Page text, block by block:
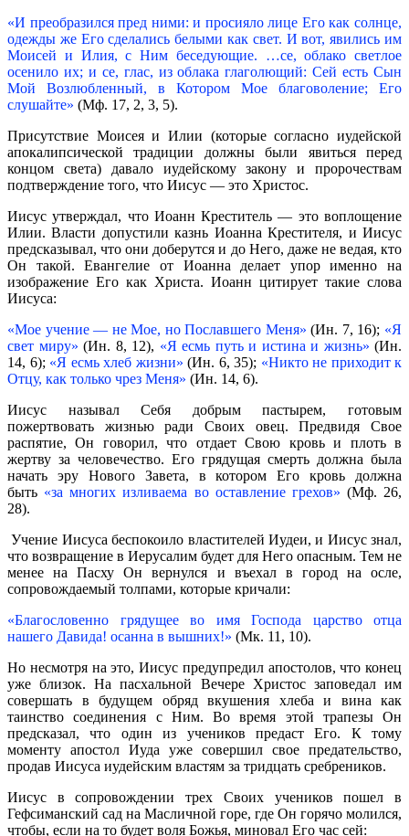
«И преобразился пред ними: и просияло лице Его как солнце,
одежды же Его сделались белыми как свет. И вот, явились им
Моисей и Илия, с Ним беседующие. …се, облако светлое
осенило их; и се, глас, из облака глаголющий: Сей есть Сын
Мой Возлюбленный, в Котором Мое благоволение; Его
слушайте» (Мф. 17, 2, 3, 5).
Присутствие Моисея и Илии (которые согласно иудейской
апокалипсической традиции должны были явиться перед
концом света) давало иудейскому закону и пророчествам
подтверждение того, что Иисус — это Христос.
Иисус утверждал, что Иоанн Креститель — это воплощение
Илии. Власти допустили казнь Иоанна Крестителя, и Иисус
предсказывал, что они доберутся и до Него, даже не ведая, кто
Он такой. Евангелие от Иоанна делает упор именно на
изображение Его как Христа. Иоанн цитирует такие слова
Иисуса:
«Мое учение — не Мое, но Пославшего Меня» (Ин. 7, 16); «Я
свет миру» (Ин. 8, 12), «Я есмь путь и истина и жизнь» (Ин.
14, 6); «Я есмь хлеб жизни» (Ин. 6, 35); «Никто не приходит к
Отцу, как только чрез Меня» (Ин. 14, 6).
Иисус называл Себя добрым пастырем, готовым
пожертвовать жизнью ради Своих овец. Предвидя Свое
распятие, Он говорил, что отдает Свою кровь и плоть в
жертву за человечество. Его грядущая смерть должна была
начать эру Нового Завета, в котором Его кровь должна
быть «за многих изливаема во оставление грехов» (Мф. 26,
28).
Учение Иисуса беспокоило властителей Иудеи, и Иисус знал,
что возвращение в Иерусалим будет для Него опасным. Тем не
менее на Пасху Он вернулся и въехал в город на осле,
сопровождаемый толпами, которые кричали:
«Благословенно грядущее во имя Господа царство отца
нашего Давида! осанна в вышних!» (Мк. 11, 10).
Но несмотря на это, Иисус предупредил апостолов, что конец
уже близок. На пасхальной Вечере Христос заповедал им
совершать в будущем обряд вкушения хлеба и вина как
таинство соединения с Ним. Во время этой трапезы Он
предсказал, что один из учеников предаст Его. К тому
моменту апостол Иуда уже совершил свое предательство,
продав Иисуса иудейским властям за тридцать сребреников.
Иисус в сопровождении трех Своих учеников пошел в
Гефсиманский сад на Масличной горе, где Он горячо молился,
чтобы, если на то будет воля Божья, миновал Его час сей: